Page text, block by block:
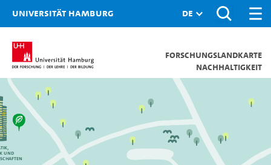
Universität Hamburg
Forschungslandkarte
Nachhaltigkeit
und